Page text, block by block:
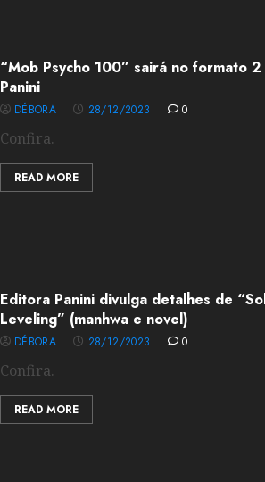
“Mob Psycho 100” sairá no formato
Panini
DÉBORA 28/12/2023 0
Confira.
READ MORE
Editora Panini divulga detalhes de
Leveling” (manhwa e novel)
DÉBORA 28/12/2023 0
Confira.
READ MORE